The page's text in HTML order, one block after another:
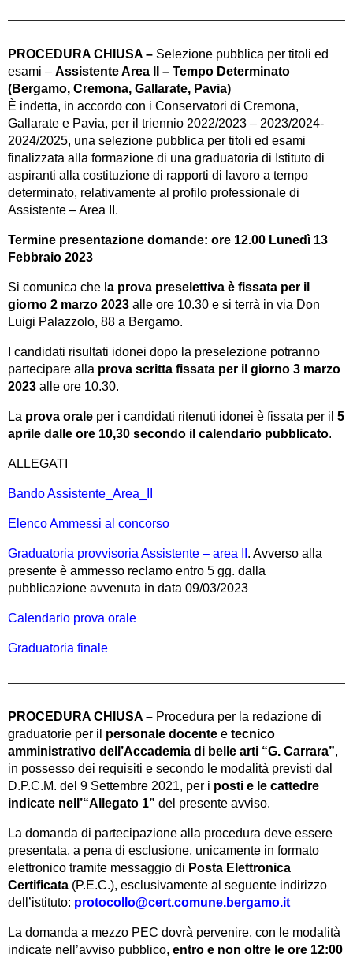
PROCEDURA CHIUSA – Selezione pubblica per titoli ed
esami – Assistente Area II – Tempo Determinato
(Bergamo, Cremona, Gallarate, Pavia)
È indetta, in accordo con i Conservatori di Cremona,
Gallarate e Pavia, per il triennio 2022/2023 – 2023/2024-
2024/2025, una selezione pubblica per titoli ed esami
finalizzata alla formazione di una graduatoria di Istituto di
aspiranti alla costituzione di rapporti di lavoro a tempo
determinato, relativamente al profilo professionale di
Assistente – Area II.
Termine presentazione domande: ore 12.00 Lunedì 13
Febbraio 2023
Si comunica che l a prova preselettiva è fissata per il
giorno 2 marzo 2023 alle ore 10.30 e si terrà in via Don
Luigi Palazzolo, 88 a Bergamo.
I candidati risultati idonei dopo la preselezione potranno
partecipare alla prova scritta fissata per il giorno 3 marzo
2023 alle ore 10.30.
La prova orale per i candidati ritenuti idonei è fissata per il 5
aprile dalle ore 10,30 secondo il calendario pubblicato.
ALLEGATI
Bando Assistente_Area_II
Elenco Ammessi al concorso
Graduatoria provvisoria Assistente – area II . Avverso alla
presente è ammesso reclamo entro 5 gg. dalla
pubblicazione avvenuta in data 09/03/2023
Calendario prova orale
Graduatoria finale
PROCEDURA CHIUSA – Procedura per la redazione di
graduatorie per il personale docente e tecnico
amministrativo dell’Accademia di belle arti “G. Carrara”,
in possesso dei requisiti e secondo le modalità previsti dal
D.P.C.M. del 9 Settembre 2021, per i posti e le cattedre
indicate nell’“Allegato 1” del presente avviso.
La domanda di partecipazione alla procedura deve essere
presentata, a pena di esclusione, unicamente in formato
elettronico tramite messaggio di Posta Elettronica
Certificata (P.E.C.), esclusivamente al seguente indirizzo
dell’istituto: protocollo@cert.comune.bergamo.it
La domanda a mezzo PEC dovrà pervenire, con le modalità
indicate nell’avviso pubblico, entro e non oltre le ore 12:00